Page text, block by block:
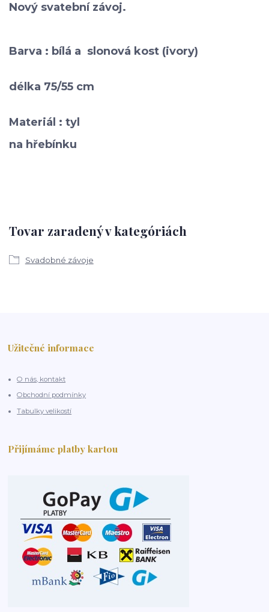
Nový svatební závoj.
Barva : bílá a slonová kost (ivory)
délka 75/55 cm
Materiál : tyl
na hřebínku
Tovar zaradený v kategóriách
Svadobné závoje
Užitečné informace
O nás, kontakt
Obchodní podmínky
Tabulky velikostí
Přijímáme platby kartou